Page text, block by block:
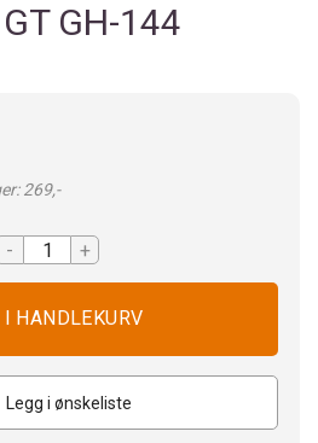
GH-144
269,-
- +
Legg i ønskeliste